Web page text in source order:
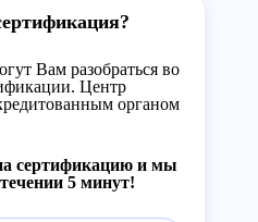
Вам разобраться во
Центр
органом
сертификацию и мы
5 минут!